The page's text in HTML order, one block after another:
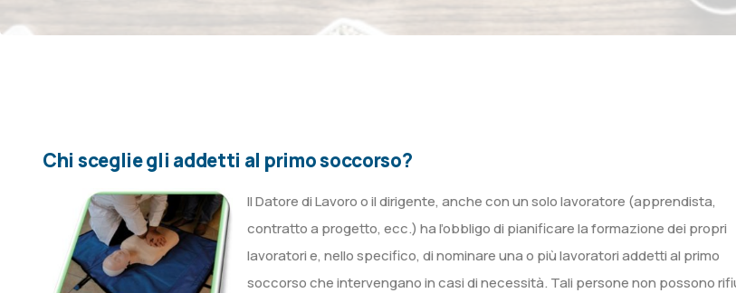
Chi sceglie gli addetti al primo soccorso?
Il Datore di Lavoro o il dirigente, anche con un solo lavoratore (apprendista,
contratto a progetto, ecc.) ha l’obbligo di pianificare la formazione dei propri
lavoratori e, nello specifico, di nominare una o più lavoratori addetti al primo
soccorso che intervengano in casi di necessità. Tali persone non possono